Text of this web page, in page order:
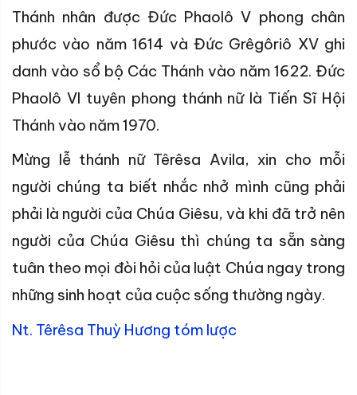
Thánh nhân được Đức Phaolô V phong chân
phước vào năm 1614 và Đức Grêgôriô XV ghi
danh vào sổ bộ Các Thánh vào năm 1622. Đức
Phaolô VI tuyên phong thánh nữ là Tiến Sĩ Hội
Thánh vào năm 1970.
Mừng lễ thánh nữ Têrêsa Avila, xin cho mỗi
người chúng ta biết nhắc nhở mình cũng phải
phải là người của Chúa Giêsu, và khi đã trở nên
người của Chúa Giêsu thì chúng ta sẵn sàng
tuân theo mọi đòi hỏi của luật Chúa ngay trong
những sinh hoạt của cuộc sống thường ngày.
Nt. Têrêsa Thuỳ Hương tóm lược